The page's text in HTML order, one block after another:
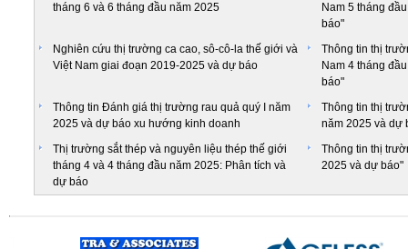
tháng 6 và 6 tháng đầu năm 2025
Nam 5 tháng
báo"
Nghiên cứu thị trường ca cao, sô-cô-la thế giới và
Việt Nam giai đoạn 2019-2025 và dự báo
Thông tin thị
Nam 4 tháng
báo"
Thông tin Đánh giá thị trường rau quả quý I năm
2025 và dự báo xu hướng kinh doanh
Thông tin thị
năm 2025 và dự
Thị trường sắt thép và nguyên liệu thép thế giới
tháng 4 và 4 tháng đầu năm 2025: Phân tích và
dự báo
Thông tin thị
2025 và dự báo"